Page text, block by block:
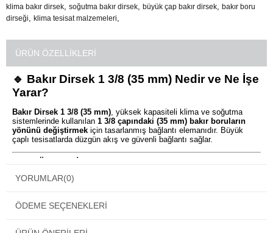
klima bakır dirsek, soğutma bakır dirsek, büyük çap bakır dirsek, bakır boru
dirseği, klima tesisat malzemeleri,
ÜRÜN ÖZELLIKLERI
🔹 Bakır Dirsek 1 3/8 (35 mm) Nedir ve Ne İşe
Yarar?
Bakır Dirsek 1 3/8 (35 mm) , yüksek kapasiteli klima ve soğutma
sistemlerinde kullanılan 1 3/8 çapındaki (35 mm) bakır boruların
yönünü değiştirmek için tasarlanmış bağlantı elemanıdır. Büyük
çaplı tesisatlarda düzgün akış ve güvenli bağlantı sağlar.
Bakır boru tesisatında
performansını korur.
🔹 Bakır Dirsek 1 3/8 (35 mm)’nin Öne Çıkan Faydaları
YORUMLAR(0)
ÖDEME SEÇENEKLERI